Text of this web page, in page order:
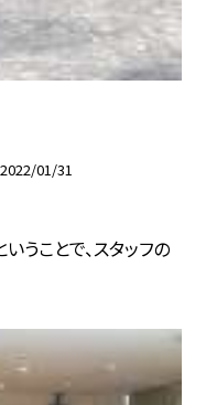
2022/01/31
うことで、スタッフの